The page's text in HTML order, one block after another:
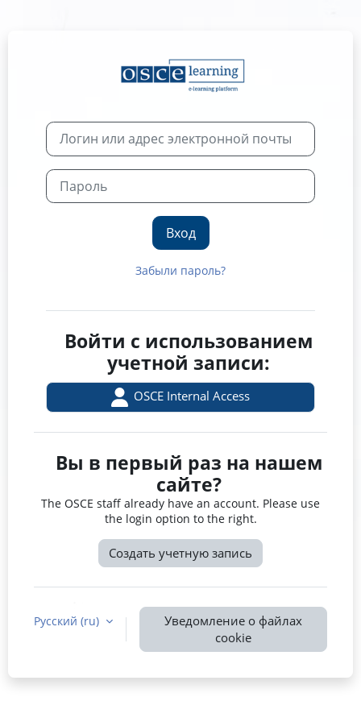
Зайти на
Пропустить и перейти к созданию новой учетной записи
Логин или адрес электронной
Вход
Забыли пароль?
Войти с использованием
учетной записи:
OSCE Internal Access
Вы в первый раз на нашем
сайте?
The OSCE staff already have an account. Please use
the login option to the right.
Создать учетную запись
Русский ‎(ru)‎
Уведомление о файлах
cookie